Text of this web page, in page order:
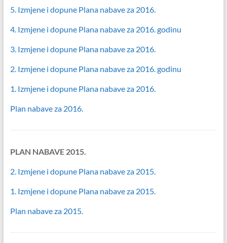
5. Izmjene i dopune Plana nabave za 2016.
4. Izmjene i dopune Plana nabave za 2016. godinu
3. Izmjene i dopune Plana nabave za 2016.
2. Izmjene i dopune Plana nabave za 2016. godinu
1. Izmjene i dopune Plana nabave za 2016.
Plan nabave za 2016.
PLAN NABAVE 2015.
2. Izmjene i dopune Plana nabave za 2015.
1. Izmjene i dopune Plana nabave za 2015.
Plan nabave za 2015.